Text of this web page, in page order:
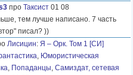
про Таксист 01 08
тем лучше написано. 7 часть
писал? ))
Лисицин: Я – Орк. Том 1 [СИ]
, Юмористическая
, Попаданцы, Самиздат, сетевая